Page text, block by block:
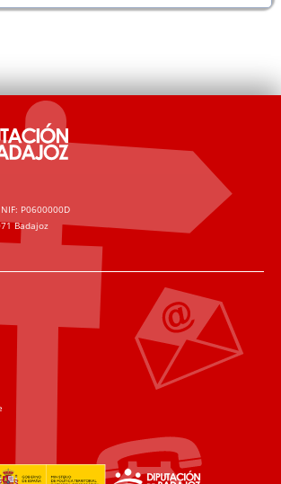
P0600000D
Badajoz